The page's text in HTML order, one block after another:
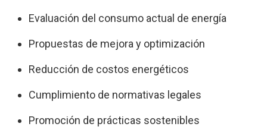
Evaluación del consumo actual de energía
Propuestas de mejora y optimización
Reducción de costos energéticos
Cumplimiento de normativas legales
Promoción de prácticas sostenibles